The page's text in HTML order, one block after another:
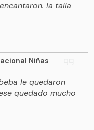
la talla
Niñas
le quedaron
quedado mucho